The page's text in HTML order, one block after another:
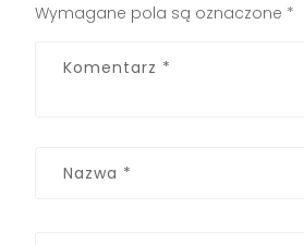
Wymagane pola są oznaczone *